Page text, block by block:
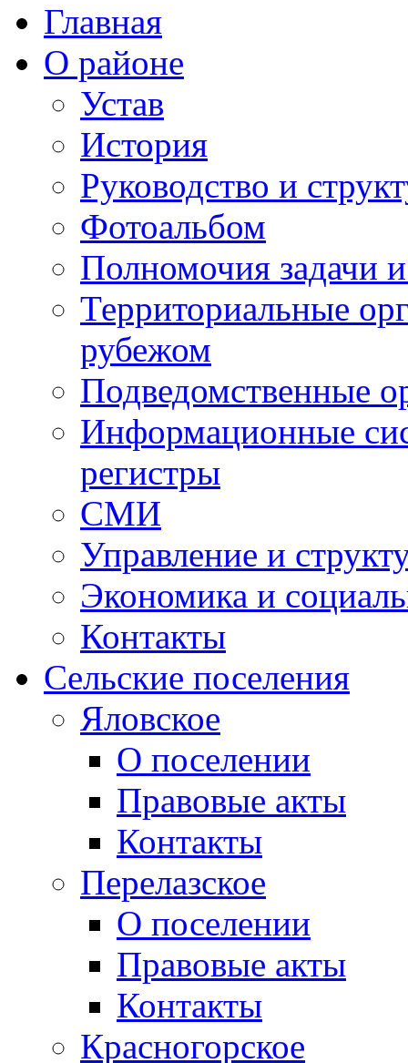
Главная
О районе
Устав
История
Руководство и
Фотоальбом
Полномочия задачи
Территориальные
рубежом
Подведомственные
Информационные
регистры
СМИ
Управление и
Экономика и
Контакты
Сельские поселения
Яловское
О поселении
Правовые акты
Контакты
Перелазское
О поселении
Правовые акты
Контакты
Красногорское